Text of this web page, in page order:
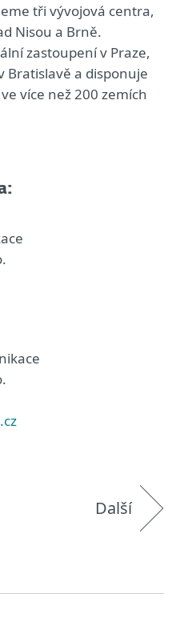
tři vývojová centra,
Nisou a Brně.
zastoupení v Praze,
Bratislavě a disponuje
více než 200 zemích
Další